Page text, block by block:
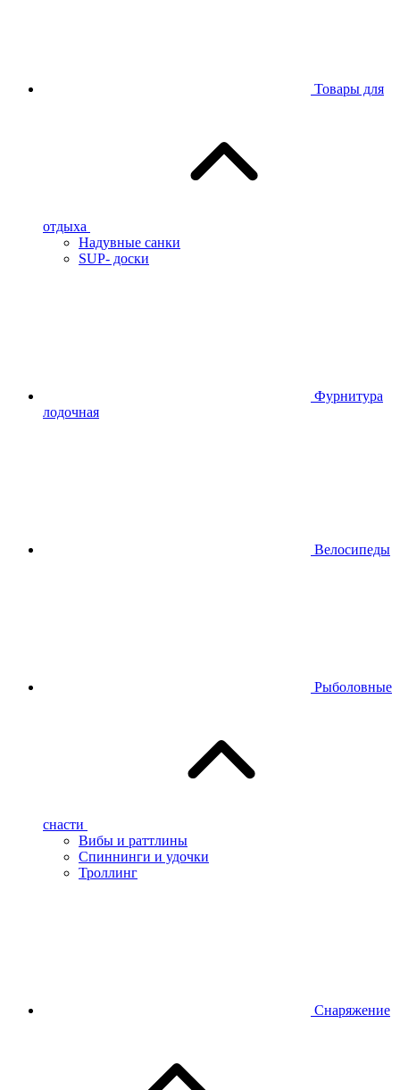
Товары для
отдыха
Надувные санки
SUP- доски
Фурнитура
лодочная
Велосипеды
Рыболовные
снасти
Вибы и раттлины
Спиннинги и удочки
Троллинг
Снаряжение